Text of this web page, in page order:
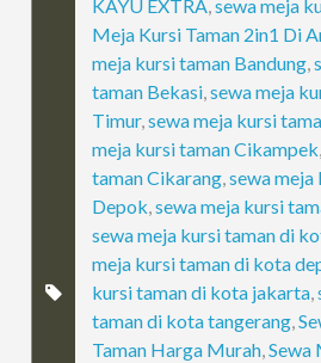
KAYU EXTRA,sewa meja
Meja Kursi Taman 2in1 Di
meja kursi taman Bandung,
taman Bekasi,sewa meja
Timur,sewa meja kursi
meja kursi taman Cikampek
taman Cikarang,sewa meja
Depok,sewa meja kursi
sewa meja kursi taman di
meja kursi taman di kota
kursi taman di kota jakarta,
taman di kota tangerang,
Taman Harga Murah,Sewa